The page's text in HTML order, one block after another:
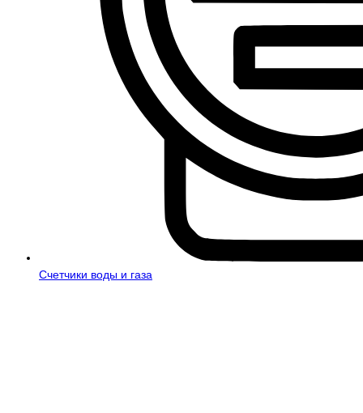
Счетчики воды и газа